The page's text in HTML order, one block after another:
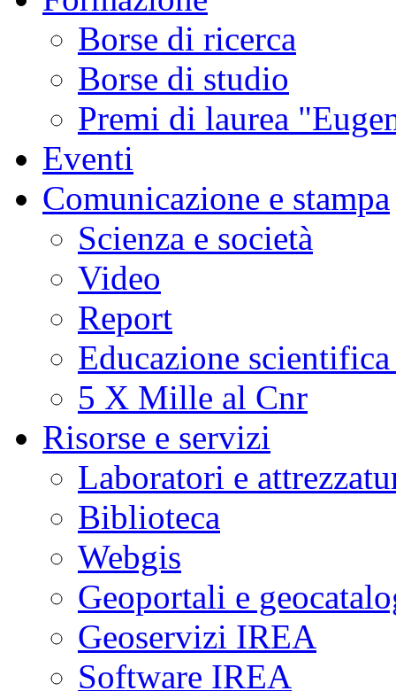
Borse di ricerca
Borse di studio
Premi di laurea
Eventi
Comunicazione e stampa
Scienza e società
Video
Report
Educazione
5 X Mille al Cnr
Risorse e servizi
Laboratori e
Biblioteca
Webgis
Geoportali e
Geoservizi IREA
Software IREA